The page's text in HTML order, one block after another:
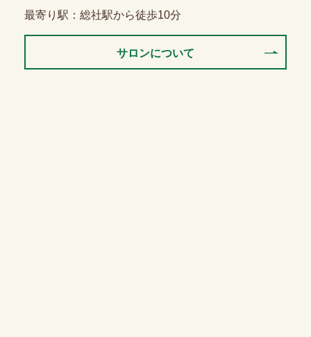
最寄り駅：総社駅から徒歩10分
サロンについて